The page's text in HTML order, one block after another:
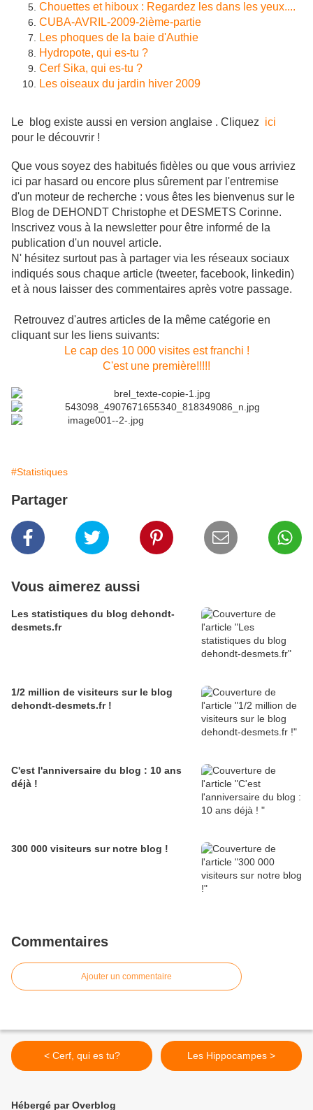
Chouettes et hiboux : Regardez les dans les yeux....
CUBA-AVRIL-2009-2ième-partie
Les phoques de la baie d'Authie
Hydropote, qui es-tu ?
Cerf Sika, qui es-tu ?
Les oiseaux du jardin hiver 2009
Le blog existe aussi en version anglaise . Cliquez ici
pour le découvrir !
Que vous soyez des habitués fidèles ou que vous arriviez
ici par hasard ou encore plus sûrement par l'entremise
d'un moteur de recherche : vous êtes les bienvenus sur le
Blog de DEHONDT Christophe et DESMETS Corinne.
Inscrivez vous à la newsletter pour être informé de la
publication d'un nouvel article.
N' hésitez surtout pas à partager via les réseaux sociaux
indiqués sous chaque article (tweeter, facebook, linkedin)
et à nous laisser des commentaires après votre passage.
Retrouvez d'autres articles de la même catégorie en
cliquantsur les liens suivants:
Le cap des 10 000 visites est franchi !
C'est une première!!!!!
#Statistiques
Partager
Vous aimerez aussi
Les statistiques du blog dehondt-
desmets.fr
1/2 million de visiteurs sur le blog
dehondt-desmets.fr !
C'est l'anniversaire du blog : 10 ans
déjà !
300 000 visiteurs sur notre blog !
Commentaires
Ajouter un commentaire
< Cerf, qui es tu? Les Hippocampes >
Hébergé par Overblog